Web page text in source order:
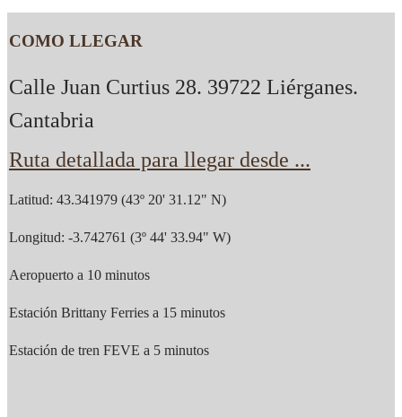
COMO LLEGAR
Calle Juan Curtius 28. 39722 Liérganes.
Cantabria
Ruta detallada para llegar desde ...
Latitud: 43.341979 (43º 20' 31.12" N)
Longitud: -3.742761 (3º 44' 33.94" W)
Aeropuerto a 10 minutos
Estación Brittany Ferries a 15 minutos
Estación de tren FEVE a 5 minutos